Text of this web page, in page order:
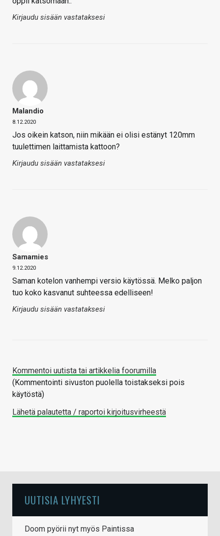
Kirjaudu sisään vastataksesi
Malandio
8.12.2020
Jos oikein katson, niin mikään ei olisi estänyt 120mm
tuulettimen laittamista kattoon?
Kirjaudu sisään vastataksesi
Samamies
9.12.2020
Saman kotelon vanhempi versio käytössä. Melko paljon
tuo koko kasvanut suhteessa edelliseen!
Kirjaudu sisään vastataksesi
Kommentoi uutista tai artikkelia foorumilla
(Kommentointi sivuston puolella toistakseksi pois
käytöstä)
Lähetä palautetta / raportoi kirjoitusvirheestä
UUTISIA LYHYESTI
Doom pyörii nyt myös Paintissa